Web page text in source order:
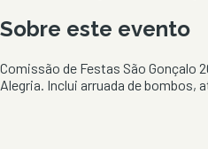
Sobre este evento
Comissão de Festas São Gonçalo
Alegria. Inclui arruada de bombos,